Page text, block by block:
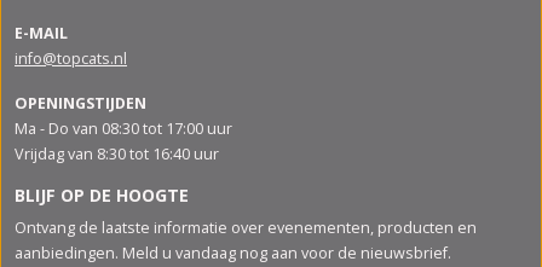
E-MAIL
info@topcats.nl
OPENINGSTIJDEN
Ma - Do van 08:30 tot 17:00 uur
Vrijdag van 8:30 tot 16:40 uur
BLIJF OP DE HOOGTE
Ontvang de laatste informatie over evenementen, producten en
aanbiedingen. Meld u vandaag nog aan voor de nieuwsbrief.